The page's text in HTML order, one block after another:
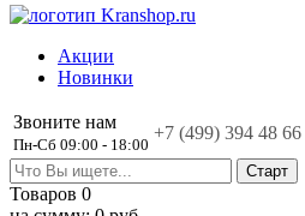
Акции
Новинки
Звоните нам
Пн-Сб 09:00 - 18:00
+7 (499) 394 48 66
Товаров 0